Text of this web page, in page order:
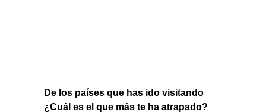
De los países que has ido visitando
¿Cuál es el que más te ha atrapado?